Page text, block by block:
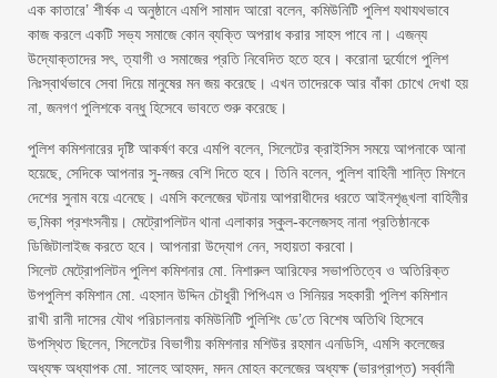
এক কাতারে’ শীর্ষক এ অনুষ্ঠানে এমপি সামাদ আরো বলেন, কমিউনিটি পুলিশ যথাযথভাবে
কাজ করলে একটি সভ্য সমাজে কোন ব্যক্তি অপরাধ করার সাহস পাবে না। এজন্য
উদ্যোক্তাদের সৎ, ত্যাগী ও সমাজের প্রতি নিবেদিত হতে হবে। করোনা দুর্যোগে পুলিশ
নিঃস্বার্থভাবে সেবা দিয়ে মানুষের মন জয় করেছে। এখন তাদেরকে আর বাঁকা চোখে দেখা হয়
না, জনগণ পুলিশকে বন্ধু হিসেবে ভাবতে শুরু করেছে।
পুলিশ কমিশনারের দৃষ্টি আকর্ষণ করে এমপি বলেন, সিলেটের ক্রাইসিস সময়ে আপনাকে আনা
হয়েছে, সেদিকে আপনার সু-নজর বেশি দিতে হবে। তিনি বলেন, পুলিশ বাহিনী শান্তি মিশনে
দেশের সুনাম বয়ে এনেছে। এমসি কলেজের ঘটনায় আপরাধীদের ধরতে আইনশৃঙ্খলা বাহিনীর
ভ‚মিকা প্রশংসনীয়। মেট্রোপলিটন থানা এলাকার স্কুল-কলেজসহ নানা প্রতিষ্ঠানকে
ডিজিটালাইজ করতে হবে। আপনারা উদ্যোগ নেন, সহায়তা করবো।
সিলেট মেট্রোপলিটন পুলিশ কমিশনার মো. নিশারুল আরিফের সভাপতিত্বে ও অতিরিক্ত
উপপুলিশ কমিশান মো. এহসান উদ্দিন চৌধুরী পিপিএম ও সিনিয়র সহকারী পুলিশ কমিশান
রাখী রানী দাসের যৌথ পরিচালনায় কমিউনিটি পুলিশিং ডে’তে বিশেষ অতিথি হিসেবে
উপস্থিত ছিলেন, সিলেটের বিভাগীয় কমিশনার মশিউর রহমান এনডিসি, এমসি কলেজের
অধ্যক্ষ অধ্যাপক মো. সালেহ আহমদ, মদন মোহন কলেজের অধ্যক্ষ (ভারপ্রাপ্ত) সর্ব্বানী